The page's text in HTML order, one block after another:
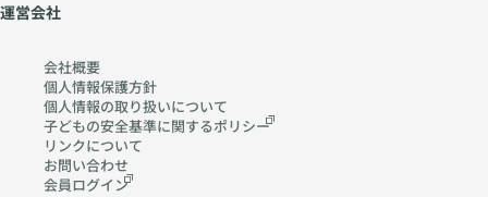
運営会社
会社概要
個人情報保護方針
個人情報の取り扱いについて
子どもの安全基準に関するポリシー
リンクについて
お問い合わせ
会員ログイン